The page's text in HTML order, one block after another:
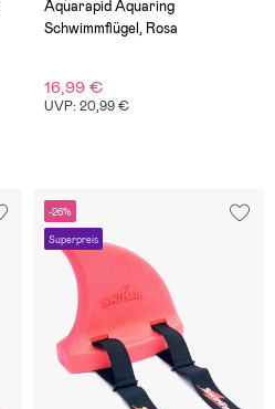
Aquarapid Aquaring
Schwimmflügel, Rosa
16,99 €
UVP: 20,99 €
-26%
Superpreis